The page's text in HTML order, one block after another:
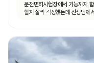
운전면허시험장에서 기능까지
할지 살짝 걱정했는데 선생님께